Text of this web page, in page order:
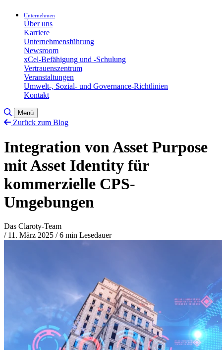
Unternehmen
Über uns
Karriere
Unternehmensführung
Newsroom
xCel-Befähigung und -Schulung
Vertrauenszentrum
Veranstaltungen
Umwelt-, Sozial- und Governance-Richtlinien
Kontakt
Suche umschalten
Menü
Zurück zum Blog
Integration von Asset Purpose
mit Asset Identity für
kommerzielle CPS-
Umgebungen
Das Claroty-Team
/ 11. März 2025 /6 min Lesedauer